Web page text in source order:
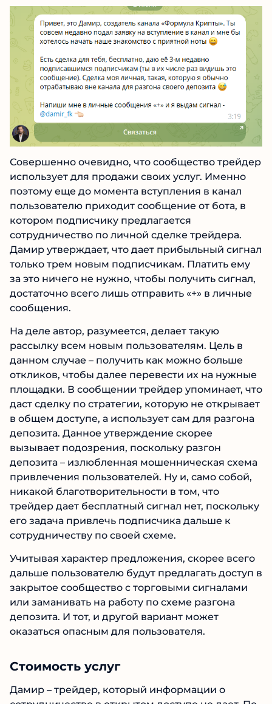
Совершенно очевидно, что сообщество
трейдер использует для продажи своих услуг.
Именно поэтому еще до момента вступления
в канал пользователю приходит сообщение от
бота, в котором подписчику предлагается
сотрудничество по личной сделке трейдера.
Дамир утверждает, что дает прибыльный
сигнал только трем новым подписчикам.
Платить ему за это ничего не нужно, чтобы
получить сигнал, достаточно всего лишь
отправить «+» в личные сообщения.
На деле автор, разумеется, делает такую
рассылку всем новым пользователям. Цель в
данном случае – получить как можно больше
откликов, чтобы далее перевести их на
нужные площадки. В сообщении трейдер
упоминает, что даст сделку по стратегии,
которую не открывает в общем доступе, а
использует сам для разгона депозита. Данное
утверждение скорее вызывает подозрения,
поскольку разгон депозита – излюбленная
мошенническая схема привлечения
пользователей. Ну и, само собой, никакой
благотворительности в том, что трейдер дает
бесплатный сигнал нет, поскольку его задача
привлечь подписчика дальше к
Учитывая характер предложения, скорее
всего дальше пользователю будут предлагать
доступ в закрытое сообщество с торговыми
сигналами или заманивать на работу по схеме
разгона депозита. И тот, и другой вариант